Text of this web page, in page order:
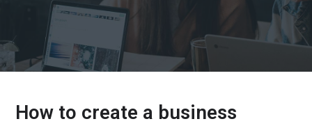
How to create a business